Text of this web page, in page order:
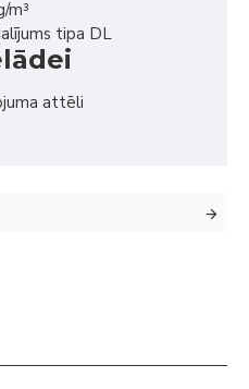
m³
tipa DL
attēli